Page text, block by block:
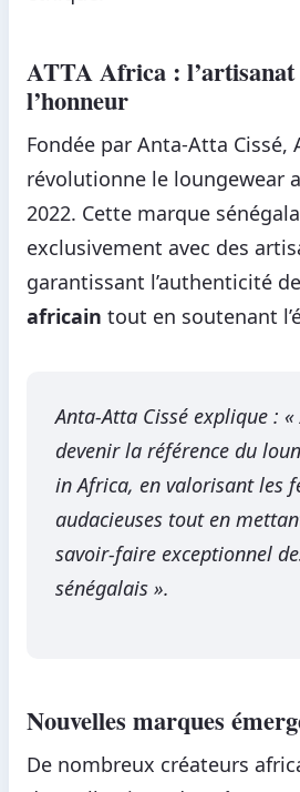
ATTA Africa : l’artisanat
l’honneur
Fondée par Anta-Atta Cissé,
révolutionne le loungewear
2022. Cette marque
exclusivement avec des
garantissant l’authenticité
africain tout en soutenant
Anta-Atta Cissé explique : «
devenir la référence du
in Africa, en valorisant les
audacieuses tout en
savoir-faire exceptionnel
sénégalais ».
Nouvelles marques
De nombreux créateurs